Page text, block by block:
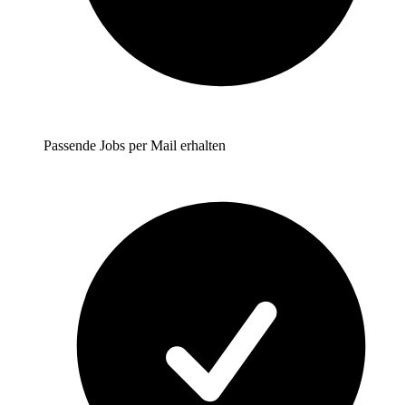
Passende Jobs per Mail erhalten